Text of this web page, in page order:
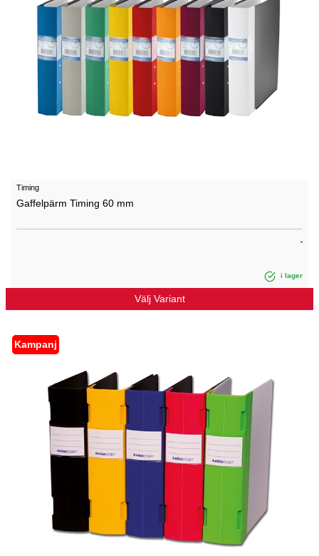
Timing
Gaffelpärm Timing 60 mm
i lager
Välj Variant
Kampanj